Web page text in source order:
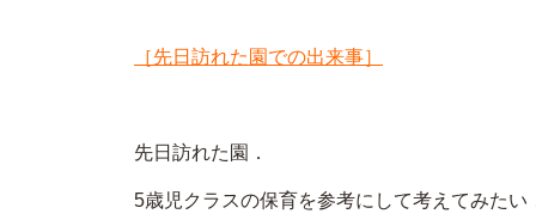
ヤ
ー
［先日訪れた園での出来事］
先日訪れた園．
5歳児クラスの保育を参考にして考えてみたい